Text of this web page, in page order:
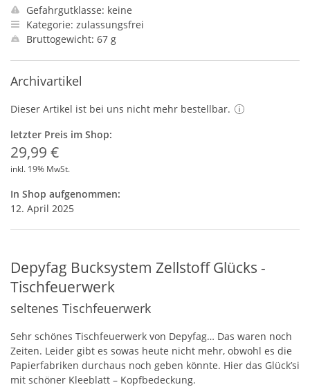
Gefahrgutklasse: keine
Kategorie: zulassungsfrei
Bruttogewicht: 67 g
Archivartikel
Dieser Artikel ist bei uns nicht mehr bestellbar.
letzter Preis im Shop:
29,99 €
inkl. 19% MwSt.
In Shop aufgenommen:
12. April 2025
Depyfag Bucksystem Zellstoff Glücks -
Tischfeuerwerk
seltenes Tischfeuerwerk
Sehr schönes Tischfeuerwerk von Depyfag… Das waren noch
Zeiten. Leider gibt es sowas heute nicht mehr, obwohl es die
Papierfabriken durchaus noch geben könnte. Hier das Glück’si
mit schöner Kleeblatt – Kopfbedeckung.